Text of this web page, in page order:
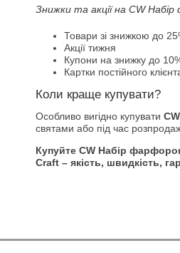
Знижки та акції на CW
Товари зі знижкою до
Акції тижня
Купони на знижку до
Картки постійного
Коли краще купувати?
Особливо вигідно купувати
святами або під час
Купуйте CW Набір
Craft – якість, швидкість,